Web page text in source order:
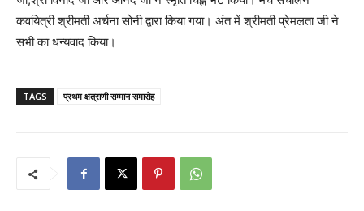
कवयित्री श्रीमती अर्चना सोनी द्वारा किया गया। अंत में श्रीमती प्रेमलता जी ने
सभी का धन्यवाद किया।
TAGS प्रथम क्षत्राणी सम्मान समारोह